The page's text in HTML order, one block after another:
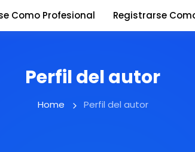
Como Profesional Registrarse
Perfil del autor
Home Perfil del autor